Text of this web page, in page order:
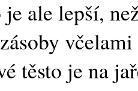
ale lepší,
těsto je na